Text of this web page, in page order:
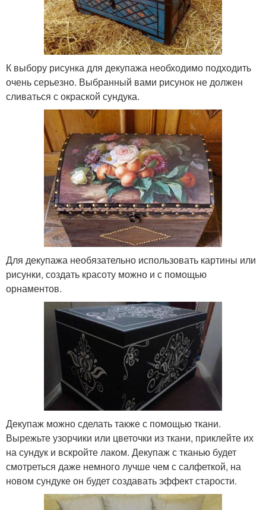
К выбору рисунка для декупажа необходимо подходить
очень серьезно. Выбранный вами рисунок не должен
сливаться с окраской сундука.
Для декупажа необязательно использовать картины или
рисунки, создать красоту можно и с помощью
орнаментов.
Декупаж можно сделать также с помощью ткани.
Вырежьте узорчики или цветочки из ткани, приклейте их
на сундук и вскройте лаком. Декупаж с тканью будет
смотреться даже немного лучше чем с салфеткой, на
новом сундуке он будет создавать эффект старости.